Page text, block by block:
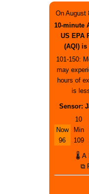
On August
10-minute
US EPA
(AQI) is
101-150:
may
hours of
is
Sensor:
Now
96
10
Min
109
🌡 A
⧉